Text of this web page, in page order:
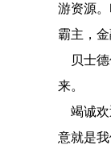
游资源
霸主，
贝士
来。
竭诚欢
意就是我